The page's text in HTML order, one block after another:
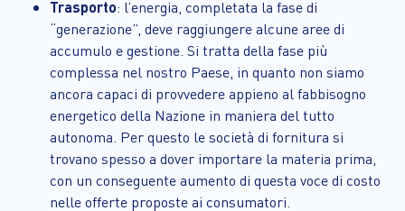
Trasporto: l’energia, completata la fase di
“generazione”, deve raggiungere alcune aree di
accumulo e gestione. Si tratta della fase più
complessa nel nostro Paese, in quanto non siamo
ancora capaci di provvedere appieno al fabbisogno
energetico della Nazione in maniera del tutto
autonoma. Per questo le società di fornitura si
trovano spesso a dover importare la materia prima,
con un conseguente aumento di questa voce di costo
nelle offerte proposte ai consumatori.